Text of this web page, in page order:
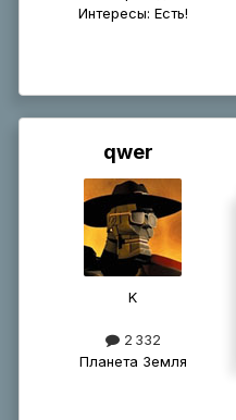
Интересы: Есть!
qwer
K
2 332
Планета Земля